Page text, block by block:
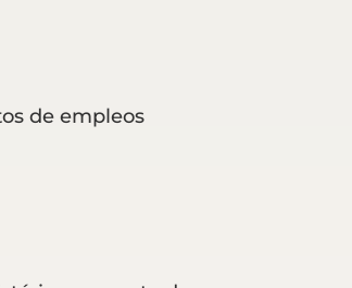
de empleos